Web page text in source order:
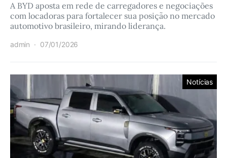
A BYD aposta em rede de carregadores e negociações
com locadoras para fortalecer sua posição no mercado
automotivo brasileiro, mirando liderança.
admin 07/01/2026
Notícias